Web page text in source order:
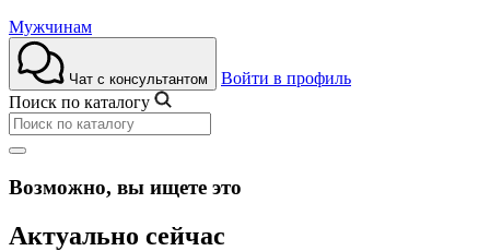
Мужчинам
Чат с консультантом
Войти в профиль
Поиск по каталогу
Возможно, вы ищете это
Актуально сейчас